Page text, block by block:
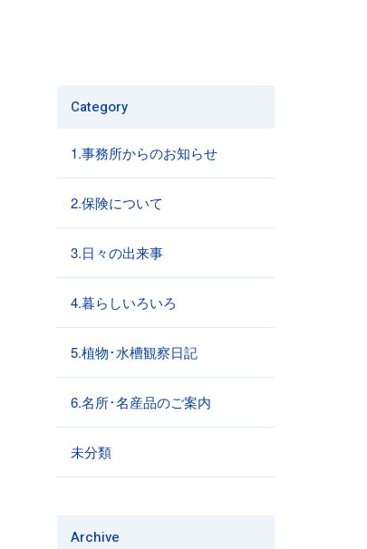
Category
1.事務所からのお知らせ
2.保険について
3.日々の出来事
4.暮らしいろいろ
5.植物･水槽観察日記
6.名所･名産品のご案内
未分類
Archive